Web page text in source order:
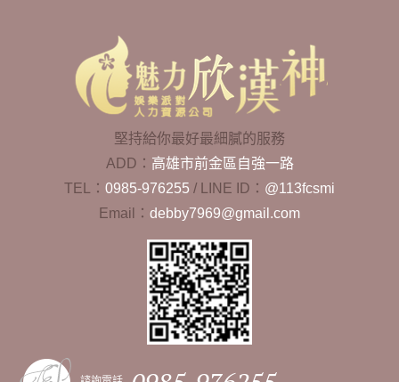
堅持給你最好最細膩的服務
ADD： 高雄市前金區自強一路
TEL： 0985-976255 / LINE ID： @113fcsmi
Email： debby7969@gmail.com